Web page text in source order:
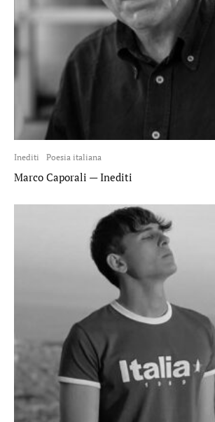
Inediti Poesia italiana
Marco Caporali — Inediti